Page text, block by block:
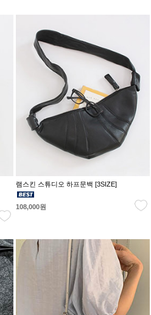
램스킨 스튜디오 하프문백 [3SIZE]
108,000원